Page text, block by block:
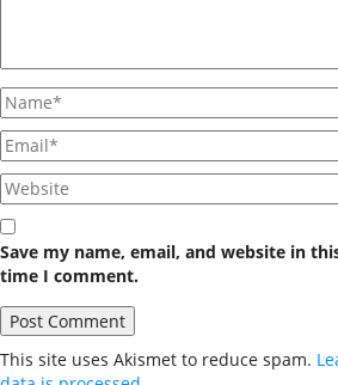
Save my name, email, and website in
time I comment.
This site uses Akismet to reduce spam.